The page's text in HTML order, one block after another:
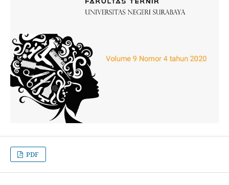
PDF